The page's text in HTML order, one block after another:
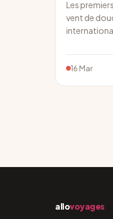
Les
vent de
16 Mar
allovoyages